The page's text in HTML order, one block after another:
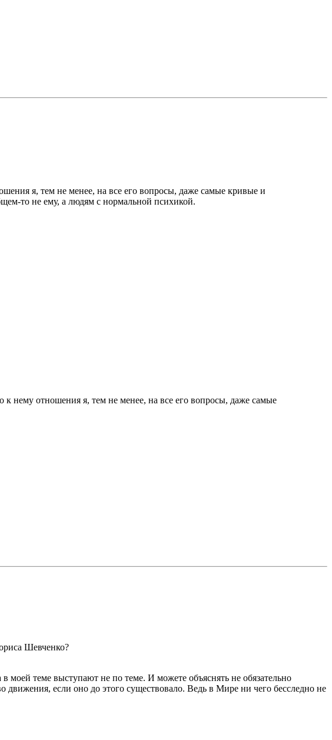
я, тем не менее, на все его вопросы, даже самые кривые и
то не ему, а людям с нормальной психикой.
к нему отношения я, тем не менее, на все его вопросы, даже самые
Шевченко?
теме выступают не по теме. И можете объяснять не обязательно
если оно до этого существовало. Ведь в Мире ни чего бесследно не